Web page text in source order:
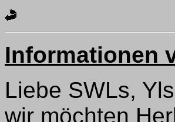
Informationen
Liebe SWLs,
wir möchten